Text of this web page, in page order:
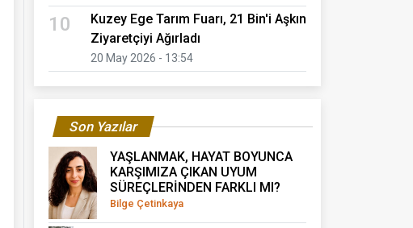
10
Kuzey Ege Tarım Fuarı, 21 Bin'i Aşkın
Ziyaretçiyi Ağırladı
20 May 2026 - 13:54
Son Yazılar
YAŞLANMAK, HAYAT BOYUNCA
KARŞIMIZA ÇIKAN UYUM
SÜREÇLERİNDEN FARKLI MI?
Bilge Çetinkaya